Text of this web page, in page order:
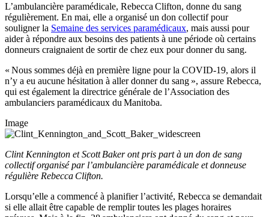
L’ambulancière paramédicale, Rebecca Clifton, donne du sang
régulièrement. En mai, elle a organisé un don collectif pour
souligner la Semaine des services paramédicaux, mais aussi pour
aider à répondre aux besoins des patients à une période où certains
donneurs craignaient de sortir de chez eux pour donner du sang.
« Nous sommes déjà en première ligne pour la COVID-19, alors il
n’y a eu aucune hésitation à aller donner du sang », assure Rebecca,
qui est également la directrice générale de l’Association des
ambulanciers paramédicaux du Manitoba.
Image
Clint Kennington et Scott Baker ont pris part à un don de sang
collectif organisé par l’ambulancière paramédicale et donneuse
régulière Rebecca Clifton.
Lorsqu’elle a commencé à planifier l’activité, Rebecca se demandait
si elle allait être capable de remplir toutes les plages horaires